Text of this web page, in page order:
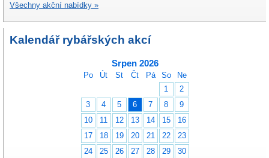
Všechny akční nabídky »
Kalendář rybářských akcí
Srpen 2026
Po Út St Čt Pá So
Ne
1
2
3
4 5 6 7 8
9
10
11 12 13 14 15
16
17
18 19 20 21 22
23
24
25 26 27 28 29 30